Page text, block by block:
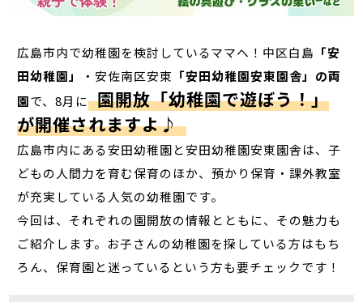
広島市内で幼稚園を検討しているママへ！中区白島 「安
田幼稚園」
・安佐南区安東 「安田幼稚園安東園舎」の両
園で、8月に 園開放「幼稚園で遊ぼう！」
が開催されますよ♪
広島市内にある安田幼稚園と安田幼稚園安東園舎は、子
どもの人間力を育む保育のほか、預かり保育・課外教室
が充実している人気の幼稚園です。
今回は、それぞれの園開放の情報とともに、その魅力も
ご紹介します。お子さんの幼稚園を探している方はもち
ろん、保育園と迷っているという方も要チェックです！